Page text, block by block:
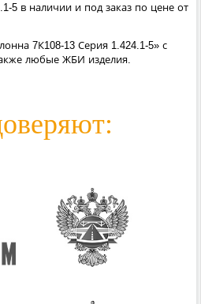
5 в наличии и под заказ по цене от
7К108-13 Серия 1.424.1-5» с
любые ЖБИ изделия.